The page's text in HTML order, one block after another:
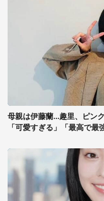
母親は伊藤蘭...趣里、ピン
「可愛すぎる」「最高で最